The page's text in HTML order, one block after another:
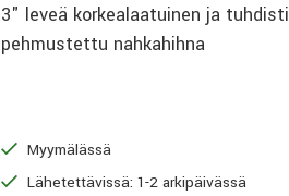
3" leveä korkealaatuinen ja tuhdisti
pehmustettu nahkahihna
Myymälässä
Lähetettävissä: 1-2 arkipäivässä